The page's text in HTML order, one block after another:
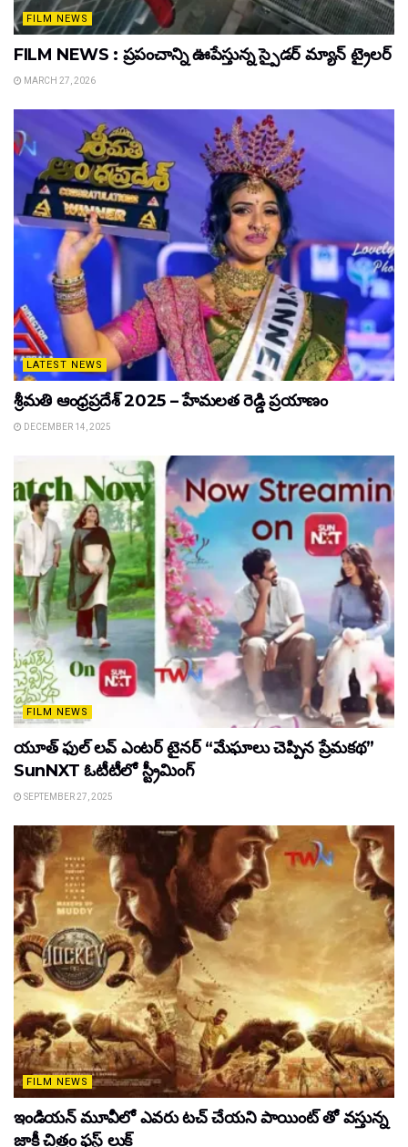
FILM NEWS
FILM NEWS : ప్రపంచాన్ని ఊపేస్తున్న స్పైడర్ మ్యాన్ ట్రైలర్
MARCH 27, 2026
LATEST NEWS
శ్రీమతి ఆంధ్రప్రదేశ్ 2025 – హేమలత రెడ్డి ప్రయాణం
DECEMBER 14, 2025
FILM NEWS
యూత్ ఫుల్ లవ్ ఎంటర్ టైనర్ “మేఘాలు చెప్పిన ప్రేమకథ”
SunNXT ఓటీటీలో స్ట్రీమింగ్
SEPTEMBER 27, 2025
FILM NEWS
ఇండియన్ మూవీలో ఎవరు టచ్ చేయని పాయింట్ తో వస్తున్న
జాకీ చిత్రం ఫస్ట్ లుక్